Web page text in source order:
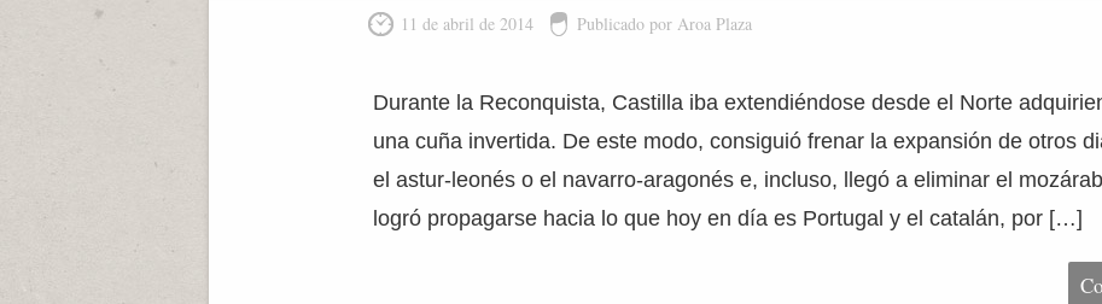
11 de abril de 2014 Publicado por Aroa Plaza
Durante la Reconquista, Castilla iba extendiéndose desde el Norte
una cuña invertida. De este modo, consiguió frenar la expansión de otros
el astur-leonés o el navarro-aragonés e, incluso, llegó a eliminar el
logró propagarse hacia lo que hoy en día es Portugal y el catalán, por […]